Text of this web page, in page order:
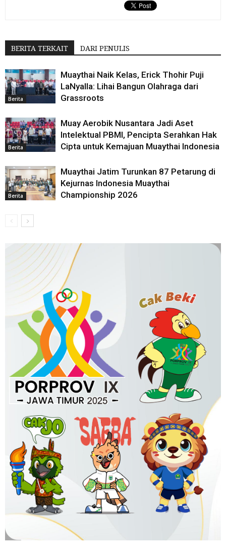
BERITA TERKAIT DARI PENULIS
Berita
Muaythai Naik Kelas, Erick Thohir Puji
LaNyalla: Lihai Bangun Olahraga dari
Grassroots
Berita
Muay Aerobik Nusantara Jadi Aset
Intelektual PBMI, Pencipta Serahkan Hak
Cipta untuk Kemajuan Muaythai Indonesia
Berita
Muaythai Jatim Turunkan 87 Petarung di
Kejurnas Indonesia Muaythai
Championship 2026